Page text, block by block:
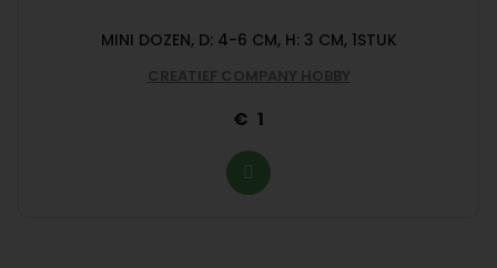
MINI DOZEN, D: 4-6 CM, H: 3 CM, 1STUK
CREATIEF COMPANY HOBBY
1